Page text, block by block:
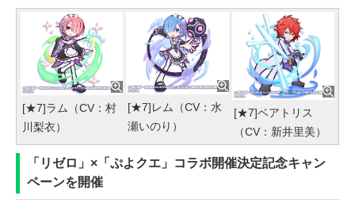
[★7]ラム（CV：村
川梨衣）
[★7]レム（CV：水
瀬いのり）
[★7]ベアトリス
（CV：新井里美）
「リゼロ」×「ぷよクエ」コラボ開催決定記念キャン
ペーンを開催